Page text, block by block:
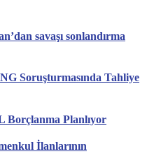
savaşı sonlandırma
Soruşturmasında Tahliye
Borçlanma Planlıyor
İlanlarının